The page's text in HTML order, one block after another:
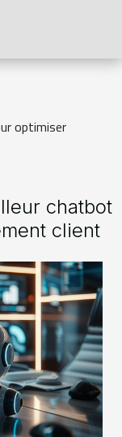
optimiser
chatbot
client